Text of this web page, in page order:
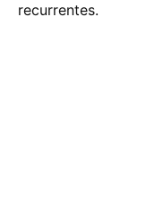
recurrentes.